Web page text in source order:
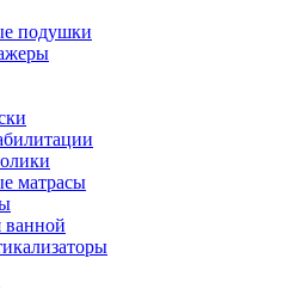
подушки
матрасы
ванной